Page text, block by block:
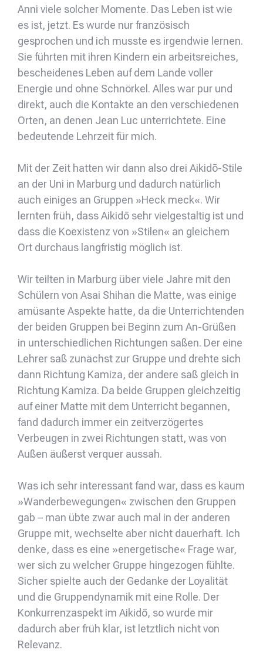
Anni viele solcher Momente. Das Leben ist wie
es ist, jetzt. Es wurde nur französisch
gesprochen und ich musste es irgendwie lernen.
Sie führten mit ihren Kindern ein arbeitsreiches,
bescheidenes Leben auf dem Lande voller
Energie und ohne Schnörkel. Alles war pur und
direkt, auch die Kontakte an den verschiedenen
Orten, an denen Jean Luc unterrichtete. Eine
bedeutende Lehrzeit für mich.
Mit der Zeit hatten wir dann also drei Aikidō-Stile
an der Uni in Marburg und dadurch natürlich
auch einiges an Gruppen »Heck meck«. Wir
lernten früh, dass Aikidō sehr vielgestaltig ist und
dass die Koexistenz von »Stilen« an gleichem
Ort durchaus langfristig möglich ist.
Wir teilten in Marburg über viele Jahre mit den
Schülern von Asai Shihan die Matte, was einige
amüsante Aspekte hatte, da die Unterrichtenden
der beiden Gruppen bei Beginn zum An-Grüßen
in unterschiedlichen Richtungen saßen. Der eine
Lehrer saß zunächst zur Gruppe und drehte sich
dann Richtung Kamiza, der andere saß gleich in
Richtung Kamiza. Da beide Gruppen gleichzeitig
auf einer Matte mit dem Unterricht begannen,
fand dadurch immer ein zeitverzögertes
Verbeugen in zwei Richtungen statt, was von
Außen äußerst verquer aussah.
Was ich sehr interessant fand war, dass es kaum
»Wanderbewegungen« zwischen den Gruppen
gab – man übte zwar auch mal in der anderen
Gruppe mit, wechselte aber nicht dauerhaft. Ich
denke, dass es eine »energetische« Frage war,
wer sich zu welcher Gruppe hingezogen fühlte.
Sicher spielte auch der Gedanke der Loyalität
und die Gruppendynamik mit eine Rolle. Der
Konkurrenzaspekt im Aikidō, so wurde mir
dadurch aber früh klar, ist letztlich nicht von
Relevanz.